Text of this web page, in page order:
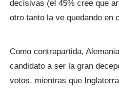
decisivas (el 45% cree que
otro tanto la ve quedando en
Como contrapartida,
candidato a ser la gran
votos, mientras que